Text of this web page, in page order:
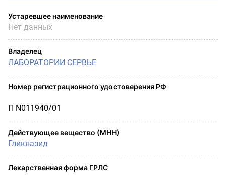
Устаревшее наименование
Нет данных
Владелец
ЛАБОРАТОРИИ СЕРВЬЕ
Номер регистрационного удостоверения РФ
П N011940/01
Действующее вещество (МНН)
Гликлазид
Лекарственная форма ГРЛС